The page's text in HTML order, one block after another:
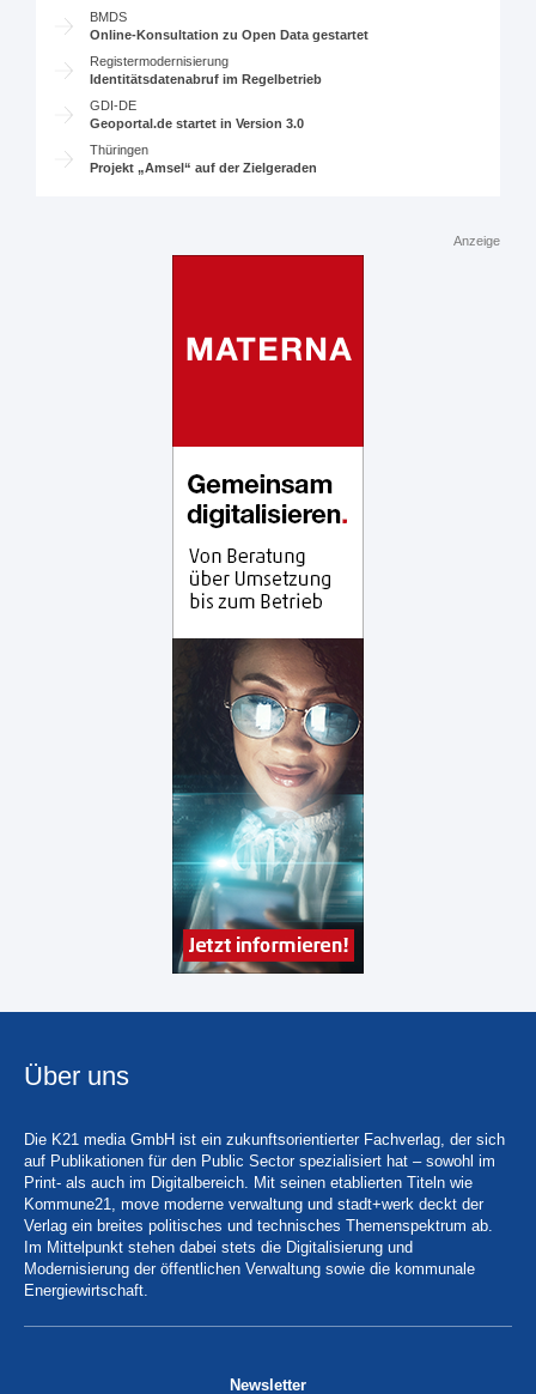
BMDS
Online-Konsultation zu Open Data gestartet
Registermodernisierung
Identitätsdatenabruf im Regelbetrieb
GDI-DE
Geoportal.de startet in Version 3.0
Thüringen
Projekt „Amsel“ auf der Zielgeraden
Anzeige
Über uns
Die K21 media GmbH ist ein zukunftsorientierter Fachverlag, der sich
auf Publikationen für den Public Sector spezialisiert hat – sowohl im
Print- als auch im Digitalbereich. Mit seinen etablierten Titeln wie
Kommune21, move moderne verwaltung und stadt+werk deckt der
Verlag ein breites politisches und technisches Themenspektrum ab.
Im Mittelpunkt stehen dabei stets die Digitalisierung und
Modernisierung der öffentlichen Verwaltung sowie die kommunale
Energiewirtschaft.
Newsletter